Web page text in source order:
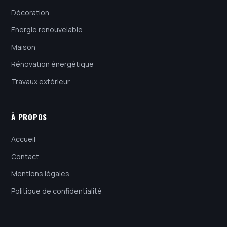
Décoration
Energie renouvelable
Maison
Rénovation énergétique
Travaux extérieur
À PROPOS
Accueil
Contact
Mentions légales
Politique de confidentialité